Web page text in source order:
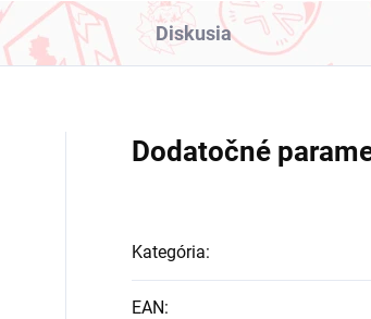
Diskusia
Dodatočné
Kategória:
EAN: